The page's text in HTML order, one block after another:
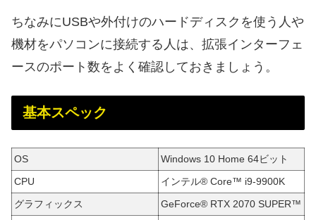
ちなみにUSBや外付けのハードディスクを使う人や
機材をパソコンに接続する人は、拡張インターフェ
ースのポート数をよく確認しておきましょう。
基本スペック
OS
Windows 10 Home 64ビット
CPU
インテル® Core™ i9-9900K
グラフィックス
GeForce® RTX 2070 SUPER™